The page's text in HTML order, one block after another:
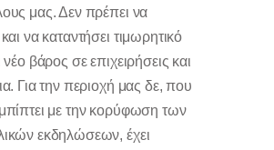
μας. Δεν πρέπει να
να καταντήσει τιμωρητικό
νέο βάρος σε επιχειρήσεις και
Για την περιοχή μας δε, που
με την κορύφωση των
εκδηλώσεων, έχει